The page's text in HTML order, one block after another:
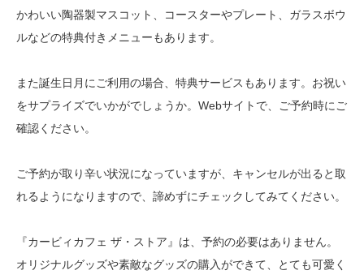
かわいい陶器製マスコット、コースターやプレート、ガラスボウ
ルなどの特典付きメニューもあります。
また誕生日月にご利用の場合、特典サービスもあります。お祝い
をサプライズでいかがでしょうか。Webサイトで、ご予約時にご
確認ください。
ご予約が取り辛い状況になっていますが、キャンセルが出ると取
れるようになりますので、諦めずにチェックしてみてください。
『カービィカフェ ザ・ストア』は、予約の必要はありません。
オリジナルグッズや素敵なグッズの購入ができて、とても可愛く